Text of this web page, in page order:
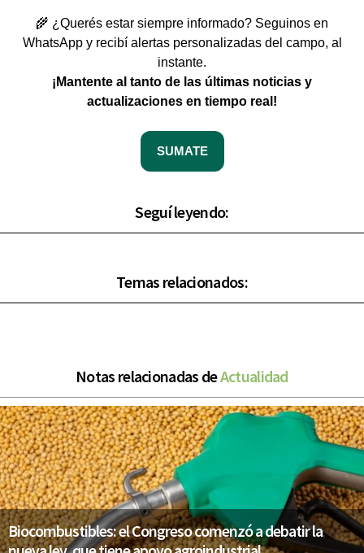
🌾 ¿Querés estar siempre informado? Seguinos en
WhatsApp y recibí alertas personalizadas del campo, al
instante.
¡Mantente al tanto de las últimas noticias y
actualizaciones en tiempo real!
SUMATE
Seguí leyendo:
Temas relacionados:
Notas relacionadas deActualidad
Biocombustibles: el Congreso comenzó a debatir la